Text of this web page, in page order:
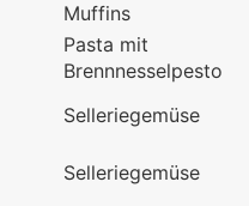
Muffins
Pasta mit
Brennnesselpesto
Selleriegemüse
Selleriegemüse